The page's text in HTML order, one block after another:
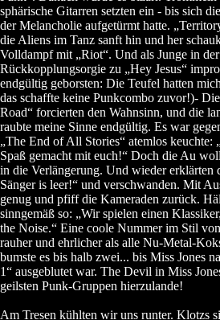
sphärische Gitarren setzten ein - bis sich
der Melancholie aufgetürmt hatte.
die Aliens im Tanz sanft hin und her
Volldampf mit „Riot“. Und als Junge in
Rückkopplungsorgie zu „Hey Jesus“
endgültig geborsten: Die Teufel hatten
das schaffte keine Punkcombo zuvor!)-
Road“ forcierten den Wahnsinn, und die
raubte meine Sinne endgültig. Es war
„The End of All Stories“ atemlos keuchte:
Spaß gemacht mit euch!“ Doch die Au
in die Verlängerung. Und wieder erklärten
Sänger is leer!“ und verschwanden. Mit
genug und pfiff die Kameraden zurück.
sinngemäß so: „Wir spielen einen
the Noise.“ Eine coole Nummer im Stil
rauher und ehrlicher als alle Nu-Metal-
bumste es bis halb zwei... bis Miss Jones
1“ ausgeblutet war. The Devil in Miss
geilsten Punk-Gruppen hierzulande!
Am Tresen kühlten wir uns runter. Klotzs